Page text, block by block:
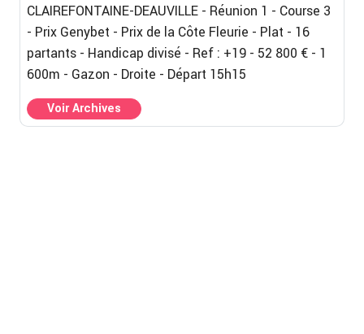
CLAIREFONTAINE-DEAUVILLE - Réunion 1 - Course 3
- Prix Genybet - Prix de la Côte Fleurie - Plat - 16
partants - Handicap divisé - Ref : +19 - 52 800 € - 1
600m - Gazon - Droite - Départ 15h15
Voir Archives